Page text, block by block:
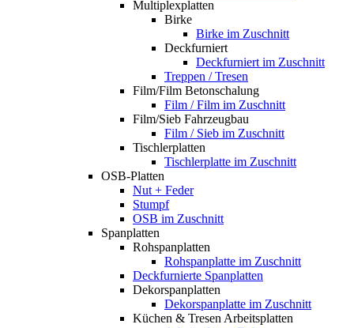
Multiplexplatten
Birke
Birke im Zuschnitt
Deckfurniert
Deckfurniert im Zuschnitt
Treppen / Tresen
Film/Film Betonschalung
Film / Film im Zuschnitt
Film/Sieb Fahrzeugbau
Film / Sieb im Zuschnitt
Tischlerplatten
Tischlerplatte im Zuschnitt
OSB-Platten
Nut + Feder
Stumpf
OSB im Zuschnitt
Spanplatten
Rohspanplatten
Rohspanplatte im Zuschnitt
Deckfurnierte Spanplatten
Dekorspanplatten
Dekorspanplatte im Zuschnitt
Küchen & Tresen Arbeitsplatten